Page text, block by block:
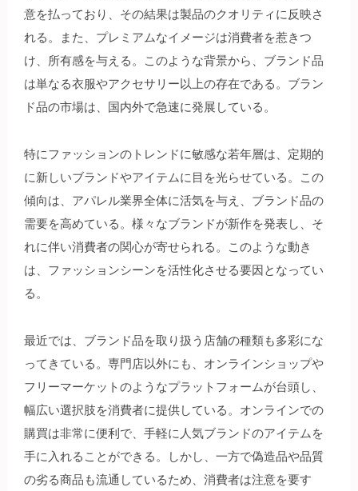
意を払っており、その結果は製品のクオリティに反映さ
れる。また、プレミアムなイメージは消費者を惹きつ
け、所有感を与える。このような背景から、ブランド品
は単なる衣服やアクセサリー以上の存在である。ブラン
ド品の市場は、国内外で急速に発展している。
特にファッションのトレンドに敏感な若年層は、定期的
に新しいブランドやアイテムに目を光らせている。この
傾向は、アパレル業界全体に活気を与え、ブランド品の
需要を高めている。様々なブランドが新作を発表し、そ
れに伴い消費者の関心が寄せられる。このような動き
は、ファッションシーンを活性化させる要因となってい
る。
最近では、ブランド品を取り扱う店舗の種類も多彩にな
ってきている。専門店以外にも、オンラインショップや
フリーマーケットのようなプラットフォームが台頭し、
幅広い選択肢を消費者に提供している。オンラインでの
購買は非常に便利で、手軽に人気ブランドのアイテムを
手に入れることができる。しかし、一方で偽造品や品質
の劣る商品も流通しているため、消費者は注意を要す